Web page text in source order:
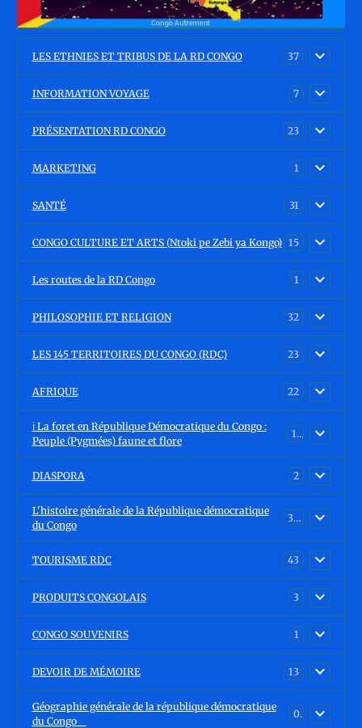
LES ETHNIES ET TRIBUS DE LA RD CONGO 37
INFORMATION VOYAGE 7
PRÉSENTATION RD CONGO 23
MARKETING 1
SANTÉ 31
CONGO CULTURE ET ARTS (Ntoki pe Zebi ya Kongo) 15
Les routes de la RD Congo 1
PHILOSOPHIE ET RELIGION 32
LES 145 TERRITOIRES DU CONGO (RDC) 23
AFRIQUE 22
ℹ️ La foret en République Démocratique du Congo :
Peuple (Pygmées) faune et flore
15
DIASPORA 2
L'histoire générale de la République démocratique
du Congo
30
TOURISME RDC 43
PRODUITS CONGOLAIS 3
CONGO SOUVENIRS 1
DEVOIR DE MÉMOIRE 13
Géographie générale de la république démocratique
du Congo
0